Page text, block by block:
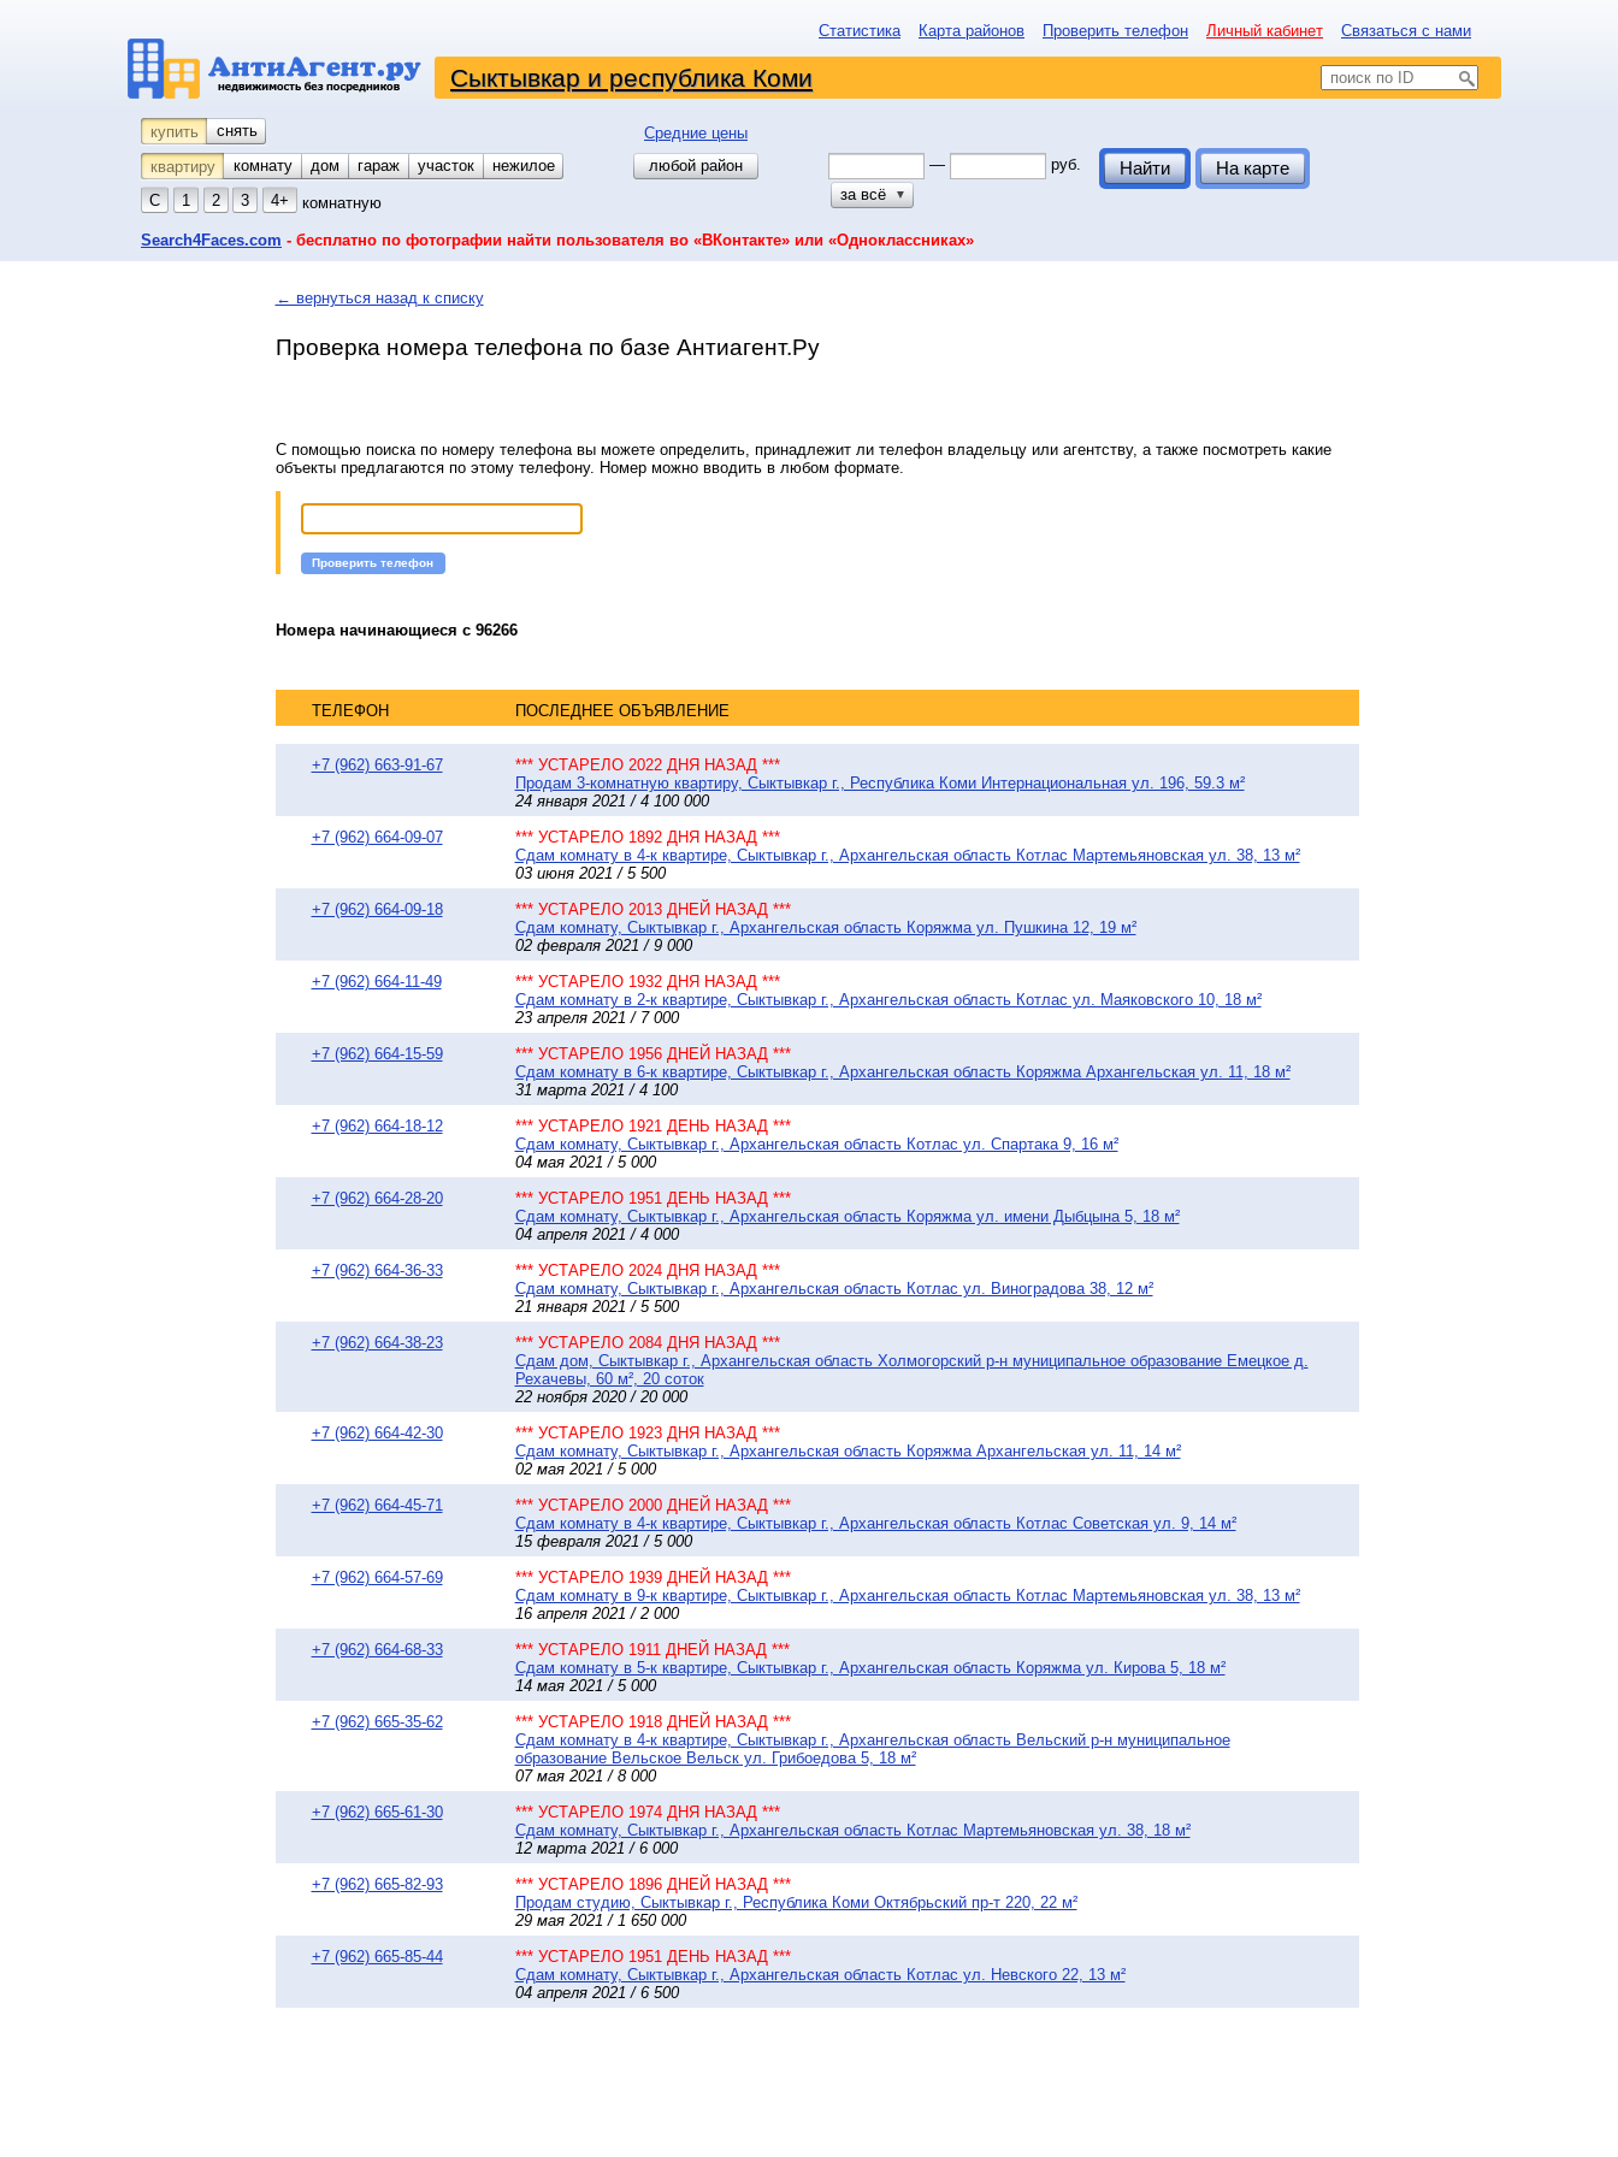
Статистика Карта районов Проверить телефон Личный кабинет Связаться с нами
Сыктывкар и республика Коми
купить снять
Средние цены
квартиру
комнату койко-место
дом гараж участок
нежилое
С
1 2 3 4+ комнатную
любой район —
руб.
за всё
▼
Найти На карте
Search4Faces.com - бесплатно по фотографии найти пользователя во «ВКонтакте» или «Одноклассниках»
← вернуться назад к списку
Проверка номера телефона по базе Антиагент.Ру
С помощью поиска по номеру телефона вы можете определить, принадлежит ли телефон владельцу или агентству, а также посмотреть какие
объекты предлагаются по этому телефону. Номер можно вводить в любом формате.
Проверить телефон
Номера начинающиеся с 96266
ТЕЛЕФОН ПОСЛЕДНЕЕ ОБЪЯВЛЕНИЕ
+7 (962) 663-91-67
*** УСТАРЕЛО 2022 ДНЯ НАЗАД ***
Продам 3-комнатную квартиру, Сыктывкар г., Республика Коми Интернациональная ул. 196, 59.3 м²
24 января 2021 / 4 100 000
+7 (962) 664-09-07
*** УСТАРЕЛО 1892 ДНЯ НАЗАД ***
Сдам комнату в 4-к квартире, Сыктывкар г., Архангельская область Котлас Мартемьяновская ул. 38, 13 м²
03 июня 2021 / 5 500
+7 (962) 664-09-18
*** УСТАРЕЛО 2013 ДНЕЙ НАЗАД ***
Сдам комнату, Сыктывкар г., Архангельская область Коряжма ул. Пушкина 12, 19 м²
02 февраля 2021 / 9 000
+7 (962) 664-11-49
*** УСТАРЕЛО 1932 ДНЯ НАЗАД ***
Сдам комнату в 2-к квартире, Сыктывкар г., Архангельская область Котлас ул. Маяковского 10, 18 м²
23 апреля 2021 / 7 000
+7 (962) 664-15-59
*** УСТАРЕЛО 1956 ДНЕЙ НАЗАД ***
Сдам комнату в 6-к квартире, Сыктывкар г., Архангельская область Коряжма Архангельская ул. 11, 18 м²
31 марта 2021 / 4 100
+7 (962) 664-18-12
*** УСТАРЕЛО 1921 ДЕНЬ НАЗАД ***
Сдам комнату, Сыктывкар г., Архангельская область Котлас ул. Спартака 9, 16 м²
04 мая 2021 / 5 000
+7 (962) 664-28-20
*** УСТАРЕЛО 1951 ДЕНЬ НАЗАД ***
Сдам комнату, Сыктывкар г., Архангельская область Коряжма ул. имени Дыбцына 5, 18 м²
04 апреля 2021 / 4 000
+7 (962) 664-36-33
*** УСТАРЕЛО 2024 ДНЯ НАЗАД ***
Сдам комнату, Сыктывкар г., Архангельская область Котлас ул. Виноградова 38, 12 м²
21 января 2021 / 5 500
+7 (962) 664-38-23
*** УСТАРЕЛО 2084 ДНЯ НАЗАД ***
Сдам дом, Сыктывкар г., Архангельская область Холмогорский р-н муниципальное образование Емецкое д.
Рехачевы, 60 м², 20 соток
22 ноября 2020 / 20 000
+7 (962) 664-42-30
*** УСТАРЕЛО 1923 ДНЯ НАЗАД ***
Сдам комнату, Сыктывкар г., Архангельская область Коряжма Архангельская ул. 11, 14 м²
02 мая 2021 / 5 000
+7 (962) 664-45-71
*** УСТАРЕЛО 2000 ДНЕЙ НАЗАД ***
Сдам комнату в 4-к квартире, Сыктывкар г., Архангельская область Котлас Советская ул. 9, 14 м²
15 февраля 2021 / 5 000
+7 (962) 664-57-69
*** УСТАРЕЛО 1939 ДНЕЙ НАЗАД ***
Сдам комнату в 9-к квартире, Сыктывкар г., Архангельская область Котлас Мартемьяновская ул. 38, 13 м²
16 апреля 2021 / 2 000
+7 (962) 664-68-33
*** УСТАРЕЛО 1911 ДНЕЙ НАЗАД ***
Сдам комнату в 5-к квартире, Сыктывкар г., Архангельская область Коряжма ул. Кирова 5, 18 м²
14 мая 2021 / 5 000
+7 (962) 665-35-62
*** УСТАРЕЛО 1918 ДНЕЙ НАЗАД ***
Сдам комнату в 4-к квартире, Сыктывкар г., Архангельская область Вельский р-н муниципальное
образование Вельское Вельск ул. Грибоедова 5, 18 м²
07 мая 2021 / 8 000
+7 (962) 665-61-30
*** УСТАРЕЛО 1974 ДНЯ НАЗАД ***
Сдам комнату, Сыктывкар г., Архангельская область Котлас Мартемьяновская ул. 38, 18 м²
12 марта 2021 / 6 000
+7 (962) 665-82-93
*** УСТАРЕЛО 1896 ДНЕЙ НАЗАД ***
Продам студию, Сыктывкар г., Республика Коми Октябрьский пр-т 220, 22 м²
29 мая 2021 / 1 650 000
+7 (962) 665-85-44
*** УСТАРЕЛО 1951 ДЕНЬ НАЗАД ***
Сдам комнату, Сыктывкар г., Архангельская область Котлас ул. Невского 22, 13 м²
04 апреля 2021 / 6 500